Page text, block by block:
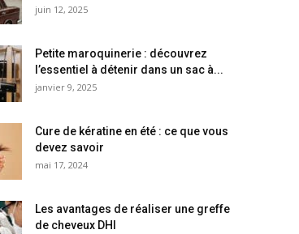
juin 12, 2025
Petite maroquinerie : découvrez
l’essentiel à détenir dans un sac à...
janvier 9, 2025
Cure de kératine en été : ce que vous
devez savoir
mai 17, 2024
Les avantages de réaliser une greffe
de cheveux DHI